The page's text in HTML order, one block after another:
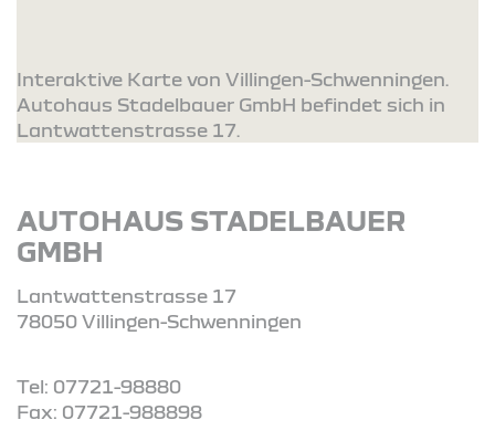
Interaktive Karte von Villingen-Schwenningen.
Autohaus Stadelbauer GmbH befindet sich in
Lantwattenstrasse 17.
AUTOHAUS STADELBAUER
GMBH
Lantwattenstrasse 17
78050 Villingen-Schwenningen
Tel: 07721-98880
Fax: 07721-988898